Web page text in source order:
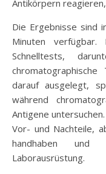
Antikörpern
Die Ergebnisse sind
Minuten
Schnelltests,
darauf ausgelegt,
während
Antigene
Vor- und Nachteile,
handhaben und
Laborausrüstung.